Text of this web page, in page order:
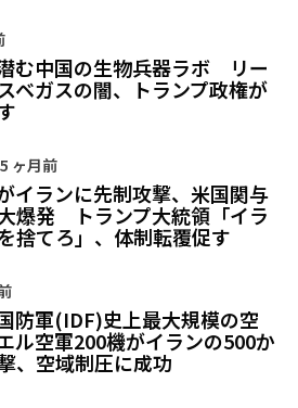
む中国の生物兵器ラボ リー
ベガスの闇、トランプ政権が
5 ヶ月前
イランに先制攻撃、米国関与
爆発 トランプ大統領「イラ
捨てろ」、体制転覆促す
防軍(IDF)史上最大規模の空
ル空軍200機がイランの500か
、空域制圧に成功